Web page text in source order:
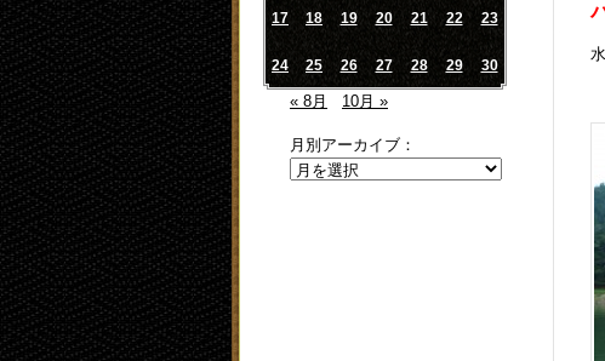
17 18 19 20 21 22 23
24 25 26 27 28 29 30
« 8月 10月 »
月別アーカイブ：